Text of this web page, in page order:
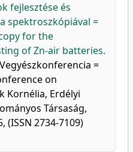
fejlesztése és
spektroszkópiával =
for the
of Zn-air batteries.
=
on
Kornélia, Erdélyi
Társaság,
(ISSN 2734-7109)